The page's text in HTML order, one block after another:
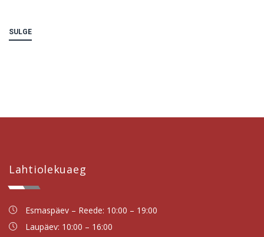
SULGE
Lahtiolekuaeg
Esmaspäev – Reede: 10:00 – 19:00
Laupäev: 10:00 – 16:00